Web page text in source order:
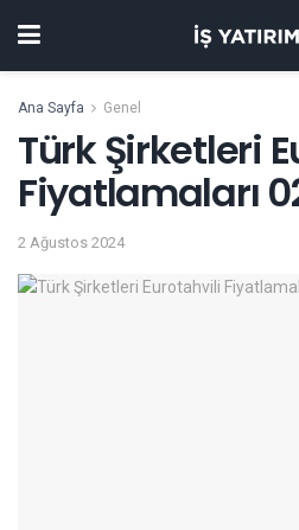
Ana Sayfa Genel
Türk Şirketleri
Fiyatlamaları
2 Ağustos 2024